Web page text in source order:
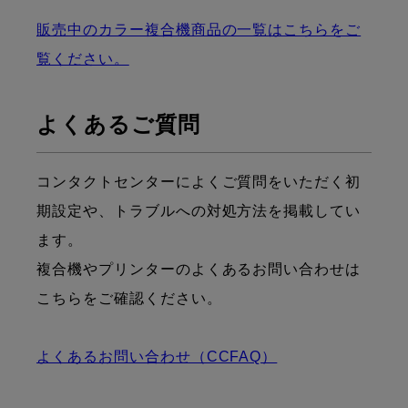
販売中のカラー複合機商品の一覧はこちらをご
覧ください。
よくあるご質問
コンタクトセンターによくご質問をいただく初
期設定や、トラブルへの対処方法を掲載してい
ます。
複合機やプリンターのよくあるお問い合わせは
こちらをご確認ください。
よくあるお問い合わせ（CCFAQ）